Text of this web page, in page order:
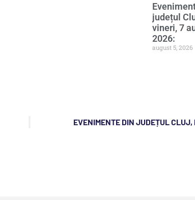
județul
vineri, 7
2026:
august 5, 2026
EVENIMENTE DIN JUDEȚUL